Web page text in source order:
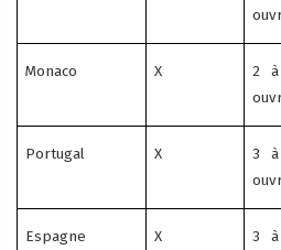
Monaco X
2
Portugal X
3
Espagne X
3